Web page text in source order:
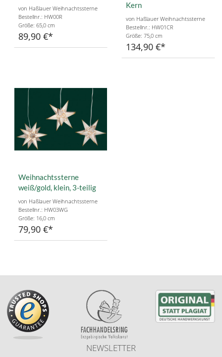
von Haßlauer Weihnachtssterne
Bestellnr.: HW00R
Größe: 65,0 cm
89,90 €
Kern
von Haßlauer Weihnachtssterne
Bestellnr.: HW01CR
Größe: 75,0 cm
134,90 €
Weihnachtssterne
weiß/gold, klein, 3-teilig
von Haßlauer Weihnachtssterne
Bestellnr.: HW03WG
Größe: 16,0 cm
79,90 €
NEWSLETTER